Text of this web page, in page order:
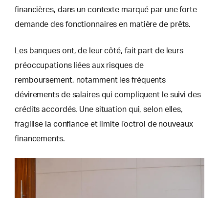
financières, dans un contexte marqué par une forte
demande des fonctionnaires en matière de prêts.
Les banques ont, de leur côté, fait part de leurs
préoccupations liées aux risques de
remboursement, notamment les fréquents
dévirements de salaires qui compliquent le suivi des
crédits accordés. Une situation qui, selon elles,
fragilise la confiance et limite l’octroi de nouveaux
financements.